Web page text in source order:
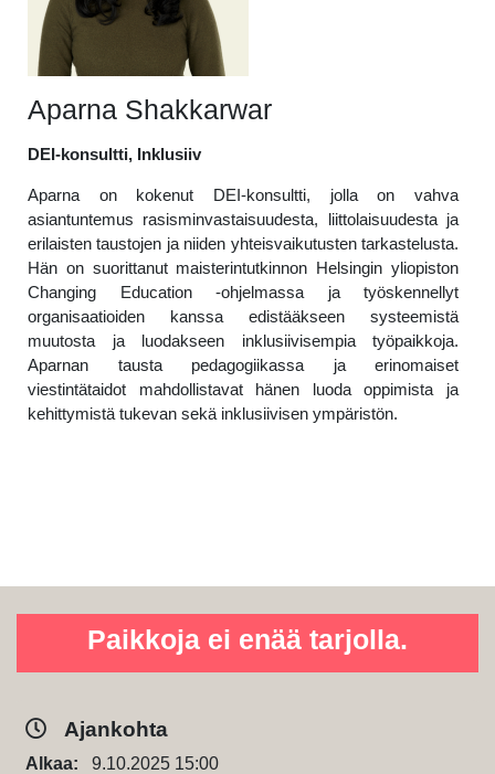
Aparna Shakkarwar
DEI-konsultti, Inklusiiv
Aparna on kokenut DEI-konsultti, jolla on vahva
asiantuntemus rasisminvastaisuudesta, liittolaisuudesta ja
erilaisten taustojen ja niiden yhteisvaikutusten tarkastelusta.
Hän on suorittanut maisterintutkinnon Helsingin yliopiston
Changing Education -ohjelmassa ja työskennellyt
organisaatioiden kanssa edistääkseen systeemistä
muutosta ja luodakseen inklusiivisempia työpaikkoja.
Aparnan tausta pedagogiikassa ja erinomaiset
viestintätaidot mahdollistavat hänen luoda oppimista ja
kehittymistä tukevan sekä inklusiivisen ympäristön.
Paikkoja ei enää tarjolla.
Ajankohta
Alkaa: 9.10.2025 15:00